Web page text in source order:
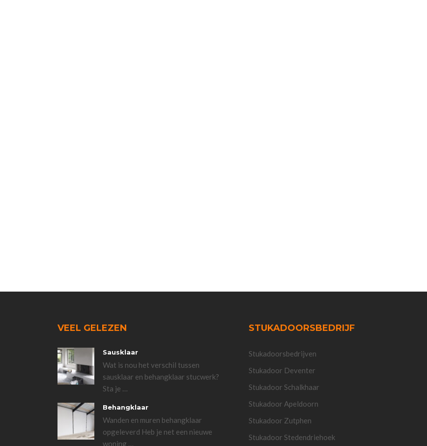
VEEL GELEZEN
Sausklaar
Wat is nou het verschil tussen
sausklaar en behangklaar stucwerk?
Sta je …
Behangklaar
Wanden en muren behangklaar
opgeleverd Heb je net een nieuwe
woning …
STUKADOORSBEDRIJF
Stukadoorsbedrijven
Stukadoor Deventer
Stukadoor Schalkhaar
Stukadoor Apeldoorn
Stukadoor Zutphen
Stukadoor Stedendriehoek